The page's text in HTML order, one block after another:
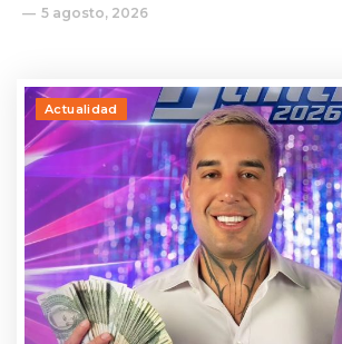
5 agosto, 2026
Actualidad